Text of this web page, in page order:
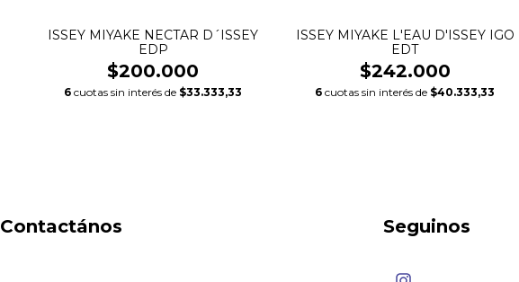
ISSEY MIYAKE NECTAR D´ISSEY
EDP
$200.000
6 cuotas sin interés de $33.333,33
ISSEY MIYAKE L'EAU D'ISSEY IGO
EDT
$242.000
6 cuotas sin interés de $40.333,33
Contactános Seguinos